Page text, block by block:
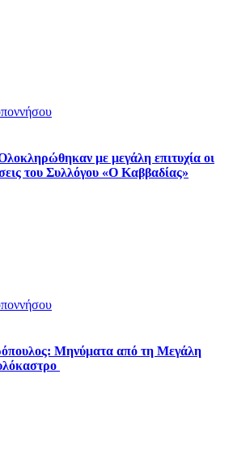
με μεγάλη επιτυχία οι
του Συλλόγου «Ο Καββαδίας»
Μηνύματα από τη Μεγάλη